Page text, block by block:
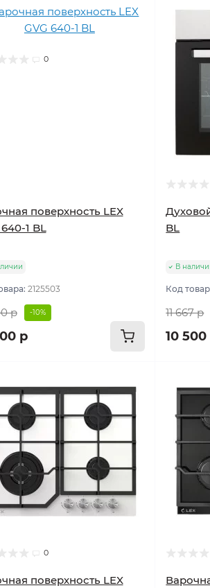
0
поверхность LEX
1 BL
2125503
р -10%
р
BL
В
Код
11 667 р
10 500
0
поверхность LEX